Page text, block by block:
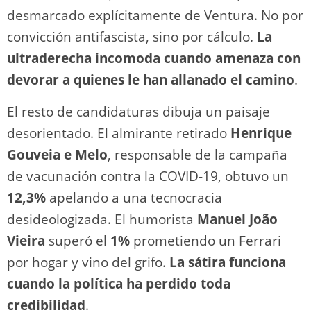
desmarcado explícitamente de Ventura. No por
convicción antifascista, sino por cálculo. La
ultraderecha incomoda cuando amenaza con
devorar a quienes le han allanado el camino.
El resto de candidaturas dibuja un paisaje
desorientado. El almirante retirado Henrique
Gouveia e Melo, responsable de la campaña
de vacunación contra la COVID-19, obtuvo un
12,3% apelando a una tecnocracia
desideologizada. El humorista Manuel João
Vieira superó el 1% prometiendo un Ferrari
por hogar y vino del grifo. La sátira funciona
cuando la política ha perdido toda
credibilidad.